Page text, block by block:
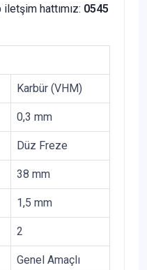
hattımız: 0545
Karbür (VHM)
0,3 mm
Düz Freze
38 mm
1,5 mm
2
Genel Amaçlı